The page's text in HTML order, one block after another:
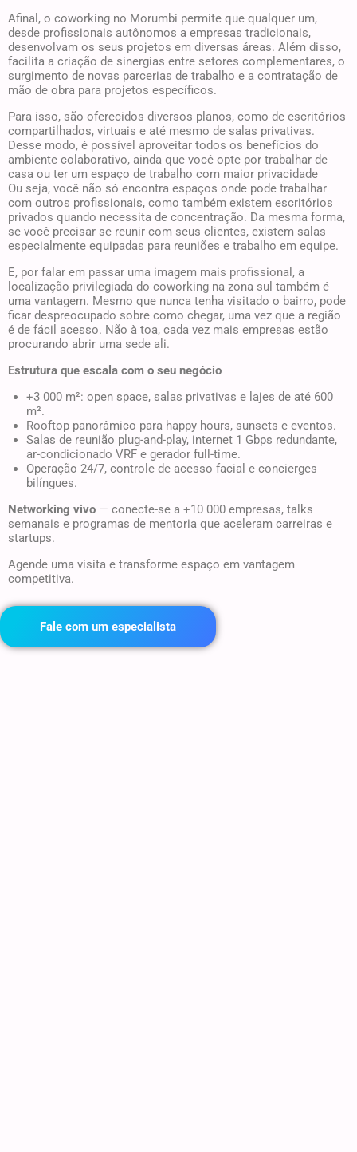
Afinal, o coworking no Morumbi permite que qualquer um,
desde profissionais autônomos a empresas tradicionais,
desenvolvam os seus projetos em diversas áreas. Além disso,
facilita a criação de sinergias entre setores complementares, o
surgimento de novas parcerias de trabalho e a contratação de
mão de obra para projetos específicos.
Para isso, são oferecidos diversos planos, como de escritórios
compartilhados, virtuais e até mesmo de salas privativas.
Desse modo, é possível aproveitar todos os benefícios do
ambiente colaborativo, ainda que você opte por trabalhar de
casa ou ter um espaço de trabalho com maior privacidade
Ou seja, você não só encontra espaços onde pode trabalhar
com outros profissionais, como também existem escritórios
privados quando necessita de concentração. Da mesma forma,
se você precisar se reunir com seus clientes, existem salas
especialmente equipadas para reuniões e trabalho em equipe.
E, por falar em passar uma imagem mais profissional, a
localização privilegiada do coworking na zona sul também é
uma vantagem. Mesmo que nunca tenha visitado o bairro, pode
ficar despreocupado sobre como chegar, uma vez que a região
é de fácil acesso. Não à toa, cada vez mais empresas estão
procurando abrir uma sede ali.
Estrutura que escala com o seu negócio
+3 000 m²: open space, salas privativas e lajes de até 600
m².
Rooftop panorâmico para happy hours, sunsets e eventos.
Salas de reunião plug-and-play, internet 1 Gbps redundante,
ar-condicionado VRF e gerador full-time.
Operação 24/7, controle de acesso facial e concierges
bilíngues.
Networking vivo — conecte-se a +10 000 empresas, talks
semanais e programas de mentoria que aceleram carreiras e
startups.
Agende uma visita e transforme espaço em vantagem
competitiva.
Fale com um especialista